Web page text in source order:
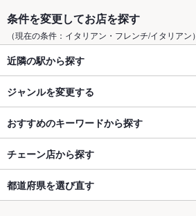
条件を変更してお店を探す
（現在の条件：イタリアン・フレンチ/イタリアン）
近隣の駅から探す
ジャンルを変更する
おすすめのキーワードから探す
チェーン店から探す
都道府県を選び直す